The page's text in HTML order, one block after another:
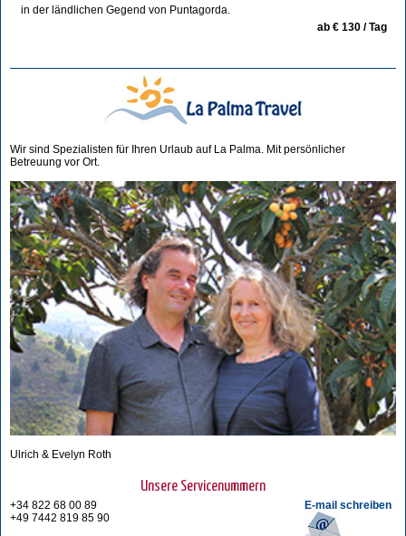
in der ländlichen Gegend von Puntagorda.
ab € 130 / Tag
Wir sind Spezialisten für Ihren Urlaub auf La Palma. Mit persönlicher
Betreuung vor Ort.
Ulrich & Evelyn Roth
Unsere Servicenummern
E-mail schreiben
+34 822 68 00 89
+49 7442 819 85 90